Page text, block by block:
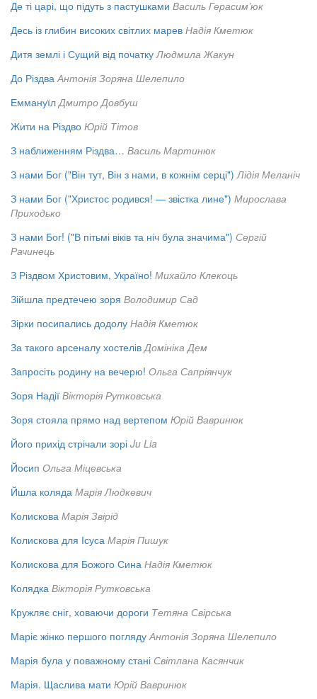
Де ті царі, що підуть з пастушками Василь Герасим’юк
Десь із глибин високих світлих марев Надія Кметюк
Дитя землі і Сущий від початку Людмила Жакун
До Різдва Антонія Зоряна Шелепило
Еммануїл Дмитро Довбуш
Жити на Різдво Юрій Тітов
З наближенням Різдва… Василь Мартинюк
З нами Бог ("Він тут, Він з нами, в кожнім серці") Лідія Меланіч
З нами Бог ("Христос родився! — звістка лине") Мирослава
Приходько
З нами Бог! ("В пітьмі віків та ніч була значима") Сергій
Рачинець
З Різдвом Христовим, Україно! Михайло Клекоць
Зійшла предтечею зоря Володимир Сад
Зірки посипались додолу Надія Кметюк
За такого арсеналу хостелів Домініка Дем
Запросіть родину на вечерю! Ольга Сапріянчук
Зоря Надії Вікторія Рутковська
Зоря стояла прямо над вертепом Юрій Вавринюк
Його прихід стрічали зорі Ju Lia
Йосип Ольга Міцевська
Йшла коляда Марія Людкевич
Колискова Марія Звірід
Колискова для Ісуса Марія Пишук
Колискова для Божого Сина Надія Кметюк
Колядка Вікторія Рутковська
Кружляє сніг, ховаючи дороги Тетяна Свірська
Маріє жінко першого погляду Антонія Зоряна Шелепило
Марія була у поважному стані Світлана Касянчик
Марія. Щаслива мати Юрій Вавринюк